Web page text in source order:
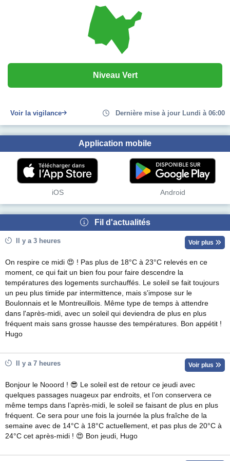
Niveau Vert
Voir la vigilance Dernière mise à jour Lundi à 06:00
Application mobile
iOS Android
Fil d'actualités
Il y a 3 heures Voir plus
On respire ce midi 😍 ! Pas plus de 18°C à 23°C relevés en ce
moment, ce qui fait un bien fou pour faire descendre la
températures des logements surchauffés. Le soleil se fait toujours
un peu plus timide par intermittence, mais s'impose sur le
Boulonnais et le Montreuillois. Même type de temps à attendre
dans l'après-midi, avec un soleil qui deviendra de plus en plus
fréquent mais sans grosse hausse des températures. Bon appétit !
Hugo
Il y a 7 heures Voir plus
Bonjour le Nooord ! 😎 Le soleil est de retour ce jeudi avec
quelques passages nuageux par endroits, et l’on conservera ce
même temps dans l’après-midi, le soleil se faisant de plus en plus
fréquent. Ce sera pour une fois la journée la plus fraîche de la
semaine avec de 14°C à 18°C actuellement, et pas plus de 20°C à
24°C cet après-midi ! 😍 Bon jeudi, Hugo